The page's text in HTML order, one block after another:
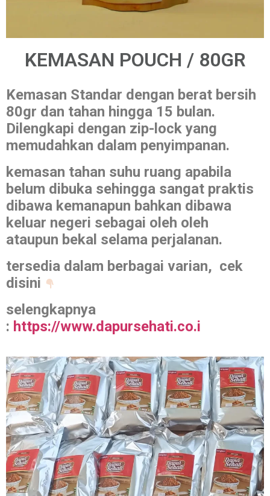
KEMASAN POUCH / 80GR
Kemasan Standar dengan berat bersih
80gr dan tahan hingga 15 bulan.
Dilengkapi dengan zip-lock yang
memudahkan dalam penyimpanan.
kemasan tahan suhu ruang apabila
belum dibuka sehingga sangat praktis
dibawa kemanapun bahkan dibawa
keluar negeri sebagai oleh oleh
ataupun bekal selama perjalanan.
tersedia dalam berbagai varian, cek
disini
selengkapnya
: https://www.dapursehati.co.i